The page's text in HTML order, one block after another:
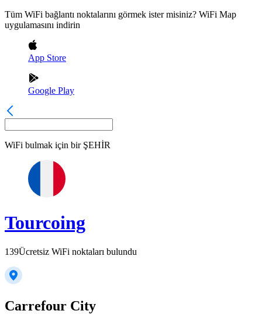
Tüm WiFi bağlantı noktalarını görmek ister misiniz? WiFi Map
uygulamasını indirin
App Store
Google Play
WiFi bulmak için bir ŞEHİR
Tourcoing
139Ücretsiz WiFi noktaları bulundu
Carrefour City